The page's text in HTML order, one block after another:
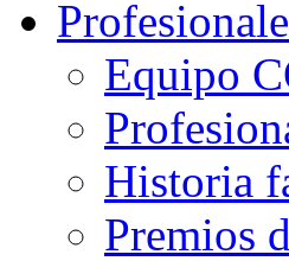
Equipo
Historia
Premios